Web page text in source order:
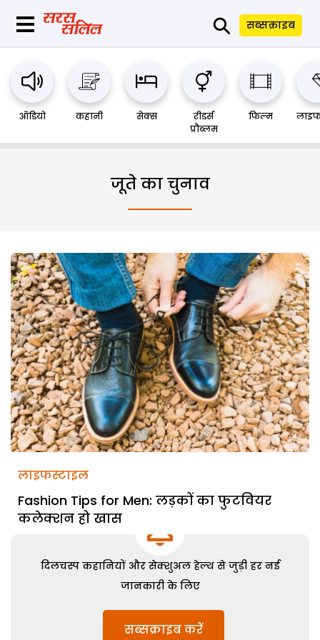
⚲ सब्सक्राइब
ऑडियो कहानी सेक्स
रीडर्स
प्रौब्लम
फिल्म
जूते का चुनाव
लाइफस्टाइल
Fashion Tips for Men: लड़कों का फुटवियर
कलेक्शन हो खास
दिलचस्प कहानियों और सेक्शुअल हेल्थ से जुड़ी हर नई
जानकारी के लिए
सब्सक्राइब करें